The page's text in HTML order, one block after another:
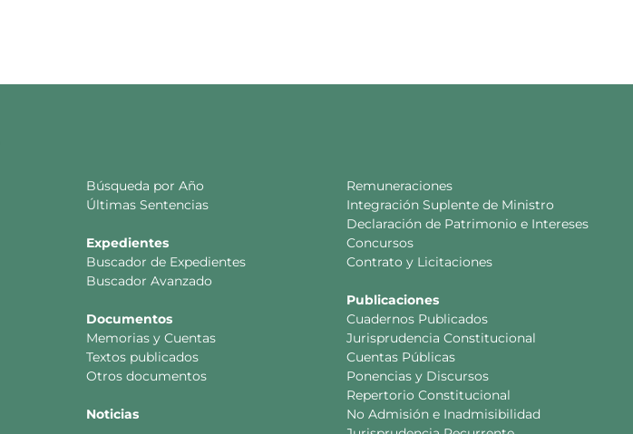
Búsqueda por Año
Últimas Sentencias
Expedientes
Buscador de Expedientes
Buscador Avanzado
Documentos
Memorias y Cuentas
Textos publicados
Otros documentos
Noticias
Remuneraciones
Integración Suplente de Ministro
Declaración de Patrimonio e Intereses
Concursos
Contrato y Licitaciones
Publicaciones
Cuadernos Publicados
Jurisprudencia Constitucional
Cuentas Públicas
Ponencias y Discursos
Repertorio Constitucional
No Admisión e Inadmisibilidad